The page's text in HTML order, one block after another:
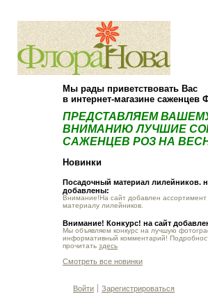
Мы рады приветствовать Вас
в интернет-магазине саженцев
ПРЕДСТАВЛЯЕМ
ВНИМАНИЮ ЛУЧШИЕ
САЖЕНЦЕВ РОЗ НА
Новинки
Посадочный материал лилейников.
добавлены:
Внимание!На сайт добавлен ассортимент
материалу лилейников.
Внимание! Конкурс! на сайт
Мы объявляем конкурс на лучшую
информативный комментарий!
прочитать здесь
Смотреть все новинки
Войти Зарегистрироваться